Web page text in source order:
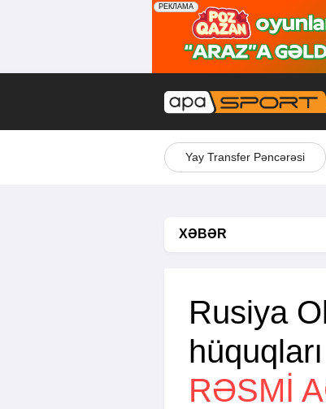
Yay Transfer Pəncərəsi
XƏBƏR
Rusiya
RƏSMI